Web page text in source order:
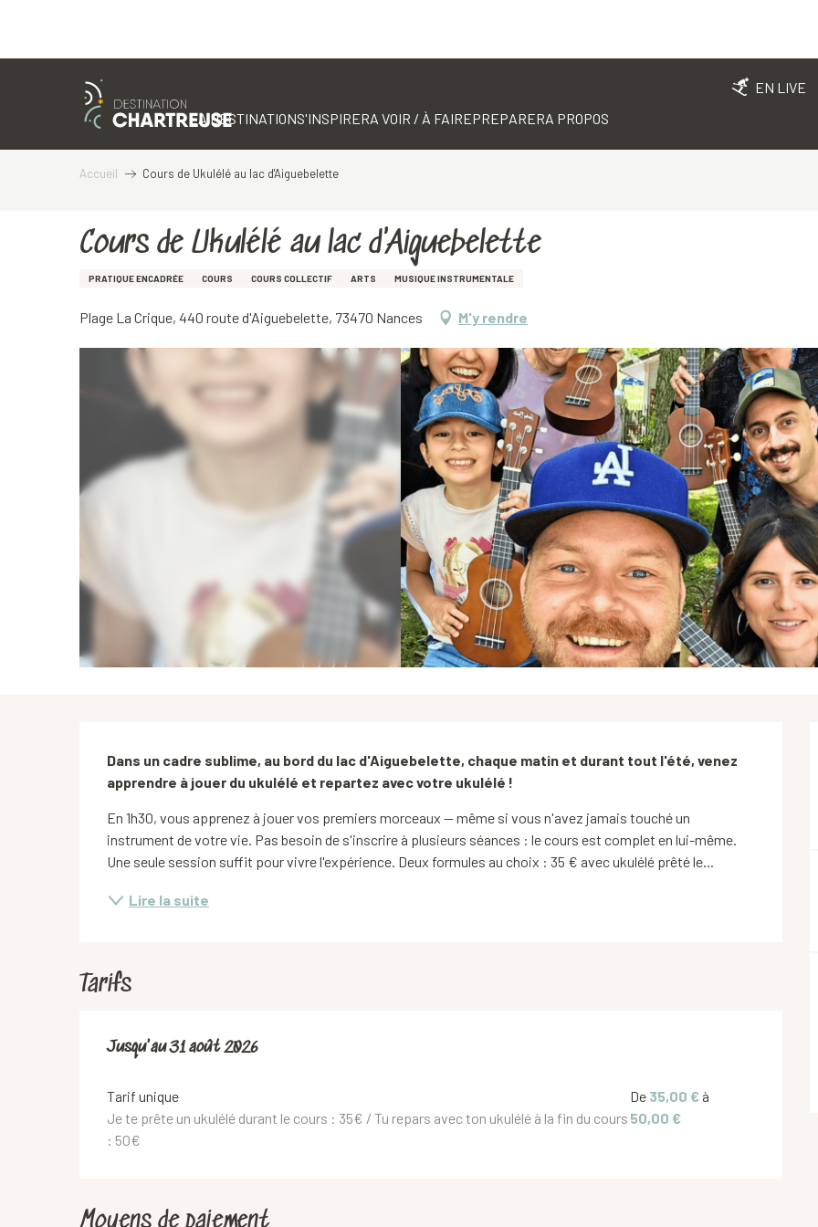
EN LIVE
LA DESTINATIONS'INSPIRERA VOIR / À FAIREPREPARERA PROPOS
Accueil Cours de Ukulélé au lac d'Aiguebelette
Cours de Ukulélé au lac d'Aiguebelette
PRATIQUE ENCADRÉE COURS COURS COLLECTIF ARTS MUSIQUE INSTRUMENTALE
Plage La Crique, 440 route d'Aiguebelette, 73470 Nances M'y rendre
Description
Dans un cadre sublime, au bord du lac d'Aiguebelette, chaque matin et durant tout l'été, venez
apprendre à jouer du ukulélé et repartez avec votre ukulélé !
En 1h30, vous apprenez à jouer vos premiers morceaux — même si vous n'avez jamais touché un
instrument de votre vie. Pas besoin de s'inscrire à plusieurs séances : le cours est complet en lui-même.
Une seule session suffit pour vivre l'expérience. Deux formules au choix : 35 € avec ukulélé prêté le...
Lire la suite
Tarifs
Du1 juin 2026au31 août 2026
Jusqu'au31 août 2026
Tarif unique
Je te prête un ukulélé durant le cours : 35€ / Tu repars avec ton ukulélé à la fin du cours
: 50€
De 35,00 € à
50,00 €